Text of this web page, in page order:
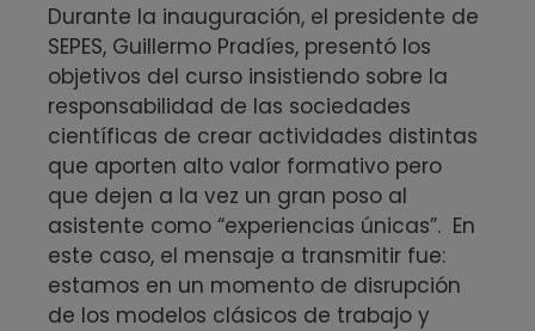
Durante la inauguración, el presidente de
SEPES, Guillermo Pradíes, presentó los
objetivos del curso insistiendo sobre la
responsabilidad de las sociedades
científicas de crear actividades distintas
que aporten alto valor formativo pero
que dejen a la vez un gran poso al
asistente como “experiencias únicas”. En
este caso, el mensaje a transmitir fue:
estamos en un momento de disrupción
de los modelos clásicos de trabajo y